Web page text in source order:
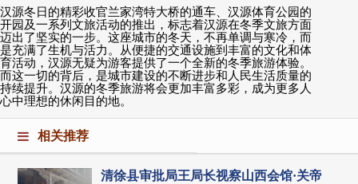
汉源冬日的精彩收官兰家湾特大桥的通车、汉源体育公园的
开园及一系列文旅活动的推出，标志着汉源在冬季文旅方面
迈出了坚实的一步。这座城市的冬天，不再单调与寒冷，而
是充满了生机与活力。从便捷的交通设施到丰富的文化和体
育活动，汉源无疑为游客提供了一个全新的冬季旅游体验。
而这一切的背后，是城市建设的不断进步和人民生活质量的
持续提升。汉源的冬季旅游将会更加丰富多彩，成为更多人
心中理想的休闲目的地。
相关推荐
清徐县审批局王局长视察山西会馆·关帝